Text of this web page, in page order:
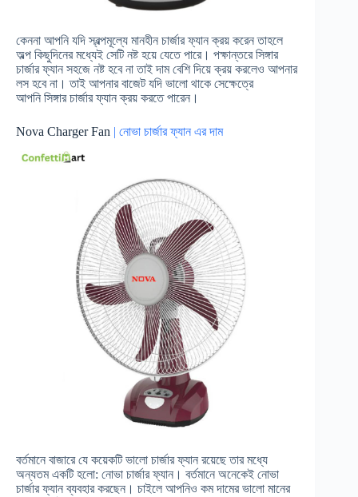
কেননা আপনি যদি স্বল্পমূল্যে মানহীন চার্জার ফ্যান ক্রয় করেন তাহলে
অল্প কিছুদিনের মধ্যেই সেটি নষ্ট হয়ে যেতে পারে। পক্ষান্তরে সিঙ্গার
চার্জার ফ্যান সহজে নষ্ট হবে না তাই দাম বেশি দিয়ে ক্রয় করলেও আপনার
লস হবে না। তাই আপনার বাজেট যদি ভালো থাকে সেক্ষেত্রে
আপনি সিঙ্গার চার্জার ফ্যান ক্রয় করতে পারেন।
Nova Charger Fan | নোভা চার্জার ফ্যান এর দাম
বর্তমানে বাজারে যে কয়েকটি ভালো চার্জার ফ্যান রয়েছে তার মধ্যে
অন্যতম একটি হলো: নোভা চার্জার ফ্যান। বর্তমানে অনেকেই নোভা
চার্জার ফ্যান ব্যবহার করছেন। চাইলে আপনিও কম দামের ভালো মানের